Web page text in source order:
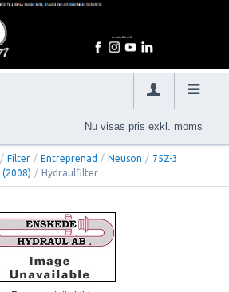
Nu visas pris exkl. moms
/ Filter / Entreprenad / Neuson / 75Z-3
(2008) / Hydraulfilter